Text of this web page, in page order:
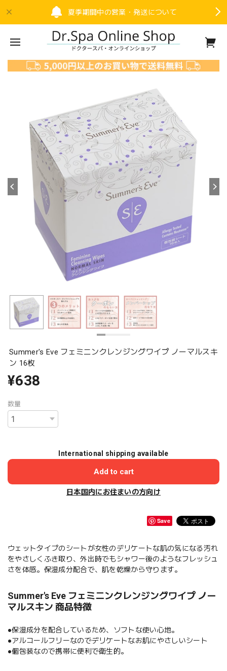
夏季期間中の営業・発送について
Summer's Eve フェミニンクレンジングワイプ ノーマルスキ
ン 16枚
¥638
数量
International shipping available
Add to cart
日本国内にお住まいの方向け
Save
ウェットタイプのシートが女性のデリケートな肌の気になる汚れ
をやさしくふき取り、外出時でもシャワー後のようなフレッシュ
さを体感。保湿成分配合で、肌を乾燥から守ります。
Summer's Eve フェミニンクレンジングワイプ ノー
マルスキン 商品特徴
●保湿成分を配合しているため、ソフトな使い心地。
●アルコールフリーなのでデリケートなお肌にやさしいシート
●個包装なので携帯に便利で衛生的。